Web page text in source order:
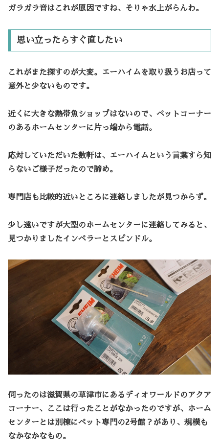
ガラガラ音はこれが原因ですね、そりゃ水上がらんわ。
思い立ったらすぐ直したい
これがまた探すのが大変。エーハイムを取り扱うお店って
意外と少ないものです。
近くに大きな熱帯魚ショップはないので、ペットコーナー
のあるホームセンターに片っ端から電話。
応対していただいた数軒は、エーハイムという言葉すら知
らないご様子だったので諦め。
専門店も比較的近いところに連絡しましたが見つからず。
少し遠いですが大型のホームセンターに連絡してみると、
見つかりましたインペラーとスピンドル。
伺ったのは滋賀県の草津市にあるディオワールドのアクア
コーナー、ここは行ったことがなかったのですが、ホーム
センターとは別棟にペット専門の2号館？があり、規模も
なかなかなもの。